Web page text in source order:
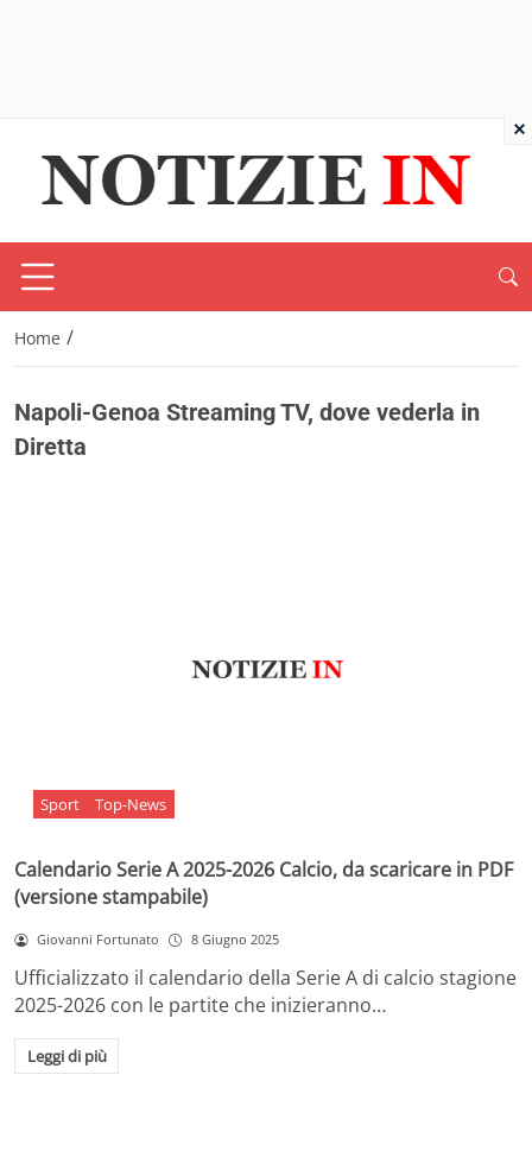
Home /
Napoli-Genoa Streaming TV, dove vederla in
Diretta
Sport Top-News
Calendario Serie A 2025-2026 Calcio, da scaricare in PDF
(versione stampabile)
Giovanni Fortunato 8 Giugno 2025
Ufficializzato il calendario della Serie A di calcio stagione
2025-2026 con le partite che inizieranno…
Leggi di più
×